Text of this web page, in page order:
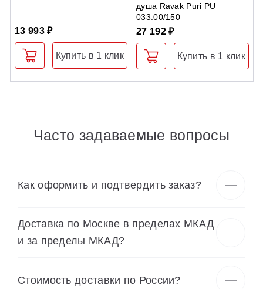
13 993 ₽
Купить в 1 клик
душа Ravak Puri PU
033.00/150
27 192 ₽
Купить в 1 клик
Часто задаваемые вопросы
Как оформить и подтвердить заказ?
Доставка по Москве в пределах МКАД
и за пределы МКАД?
Cтоимость доставки по России?